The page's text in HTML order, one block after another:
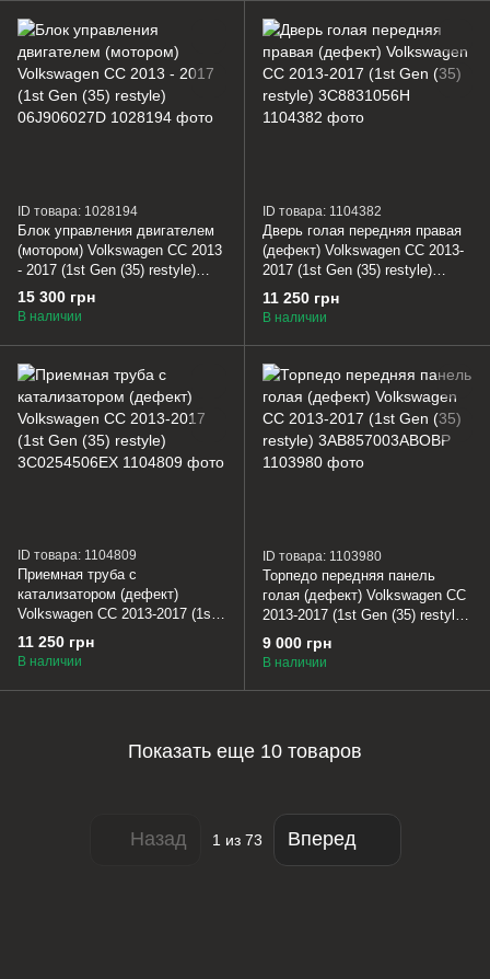
ID товара: 1028194
Блок управления двигателем
(мотором) Volkswagen CC 2013
- 2017 (1st Gen (35) restyle)
06J906027D
15 300 грн
В наличии
ID товара: 1104382
Дверь голая передняя правая
(дефект) Volkswagen CC 2013-
2017 (1st Gen (35) restyle)
3C8831056H
11 250 грн
В наличии
ID товара: 1104809
Приемная труба с
катализатором (дефект)
Volkswagen CC 2013-2017 (1st
Gen (35) restyle) 3C0254506EX
11 250 грн
В наличии
ID товара: 1103980
Торпедо передняя панель
голая (дефект) Volkswagen CC
2013-2017 (1st Gen (35) restyle)
3AB857003ABOBP
9 000 грн
В наличии
Показать еще 10 товаров
Назад 1 из 73 Вперед